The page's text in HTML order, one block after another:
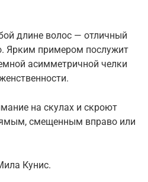
длине волос — отличный
Ярким примером послужит
асимметричной челки
на скулах и скроют
смещенным вправо или
Кунис.